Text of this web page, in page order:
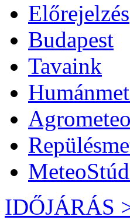
Előrejelzés
Budapest
Tavaink
IDŐJÁRÁS